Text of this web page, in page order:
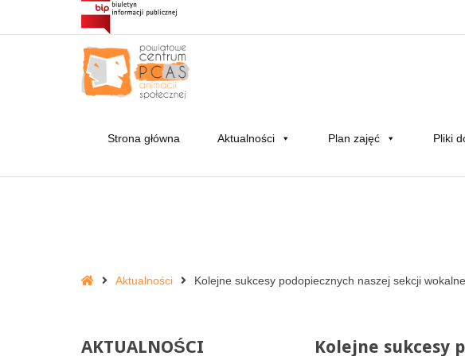
Strona główna Aktualności Plan zajęć Pliki
HomeAktualności Kolejne sukcesy podopiecznych naszej sekcji
Kolejne sukcesy
AKTUALNOŚCI